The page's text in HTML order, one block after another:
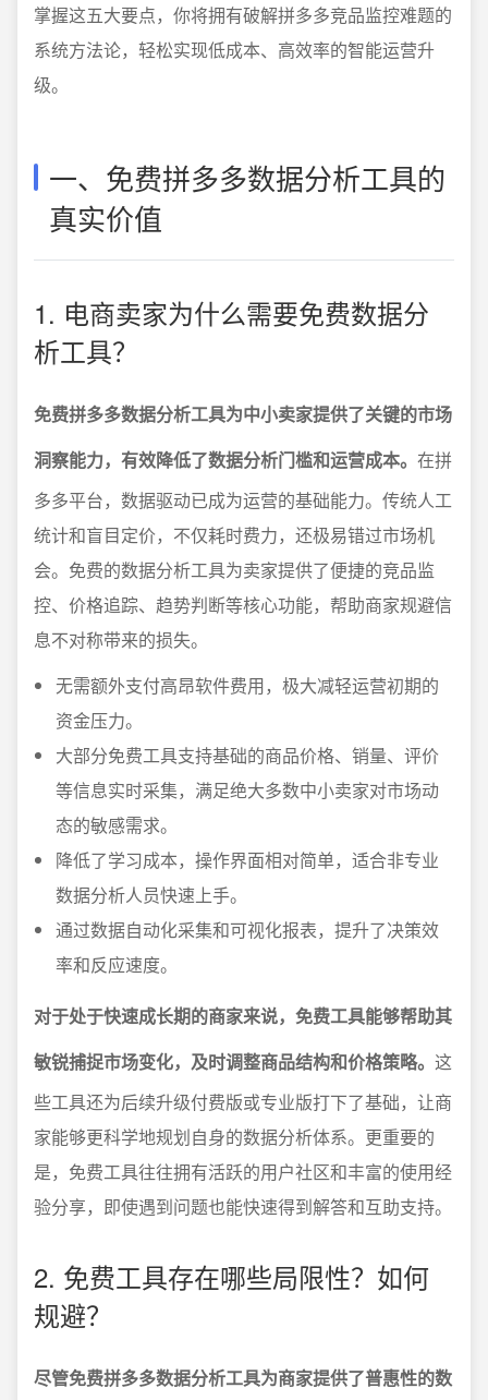
掌握这五大要点，你将拥有破解拼多多竞品监控难题的
系统方法论，轻松实现低成本、高效率的智能运营升
级。
一、免费拼多多数据分析工具的
真实价值
1. 电商卖家为什么需要免费数据分
析工具？
免费拼多多数据分析工具为中小卖家提供了关键的市场
洞察能力，有效降低了数据分析门槛和运营成本。 在拼
多多平台，数据驱动已成为运营的基础能力。传统人工
统计和盲目定价，不仅耗时费力，还极易错过市场机
会。免费的数据分析工具为卖家提供了便捷的竞品监
控、价格追踪、趋势判断等核心功能，帮助商家规避信
息不对称带来的损失。
无需额外支付高昂软件费用，极大减轻运营初期的
资金压力。
大部分免费工具支持基础的商品价格、销量、评价
等信息实时采集，满足绝大多数中小卖家对市场动
态的敏感需求。
降低了学习成本，操作界面相对简单，适合非专业
数据分析人员快速上手。
通过数据自动化采集和可视化报表，提升了决策效
率和反应速度。
对于处于快速成长期的商家来说，免费工具能够帮助其
敏锐捕捉市场变化，及时调整商品结构和价格策略。 这
些工具还为后续升级付费版或专业版打下了基础，让商
家能够更科学地规划自身的数据分析体系。更重要的
是，免费工具往往拥有活跃的用户社区和丰富的使用经
验分享，即使遇到问题也能快速得到解答和互助支持。
2. 免费工具存在哪些局限性？如何
规避？
尽管免费拼多多数据分析工具为商家提供了普惠性的数